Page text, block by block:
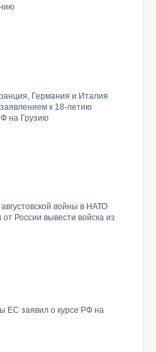
Германия и Италия
к 18-летию
на Грузию
войны в НАТО
России вывести войска из
ЕС заявил о курсе РФ на